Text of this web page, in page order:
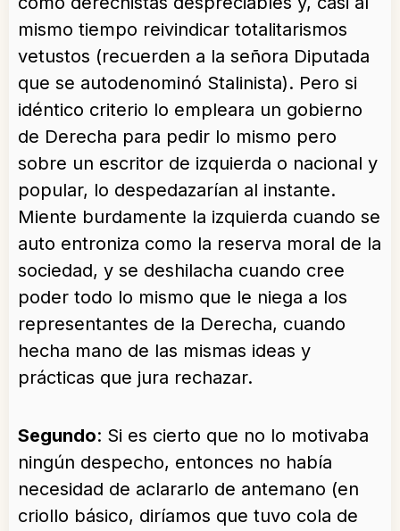
mismo tiempo reivindicar totalitarismos
vetustos (recuerden a la señora Diputada
que se autodenominó Stalinista). Pero si
idéntico criterio lo empleara un gobierno
de Derecha para pedir lo mismo pero
sobre un escritor de izquierda o nacional y
popular, lo despedazarían al instante.
Miente burdamente la izquierda cuando se
auto entroniza como la reserva moral de la
sociedad, y se deshilacha cuando cree
poder todo lo mismo que le niega a los
representantes de la Derecha, cuando
hecha mano de las mismas ideas y
prácticas que jura rechazar.
Segundo: Si es cierto que no lo motivaba
ningún despecho, entonces no había
necesidad de aclararlo de antemano (en
criollo básico, diríamos que tuvo cola de